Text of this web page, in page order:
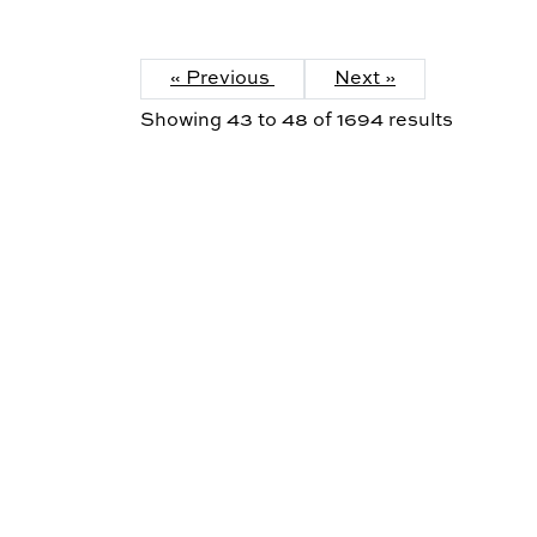
« Previous Next »
Showing 43 to 48 of 1694 results